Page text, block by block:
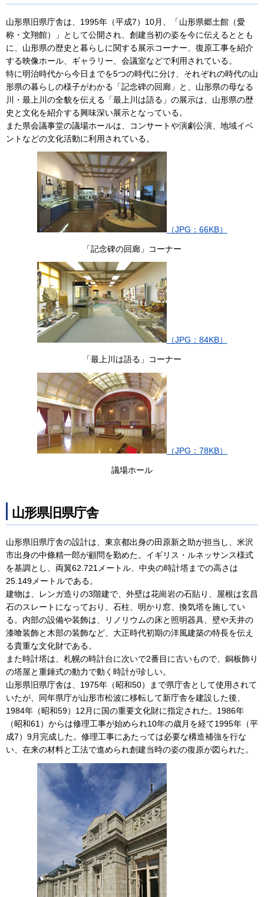
山形県旧県庁舎は、1995年（平成7）10月、「山形県郷土館（愛
称・文翔館）」として公開され、創建当初の姿を今に伝えるととも
に、山形県の歴史と暮らしに関する展示コーナー、復原工事を紹介
する映像ホール、ギャラリー、会議室などで利用されている。
特に明治時代から今日までを5つの時代に分け、それぞれの時代の山
形県の暮らしの様子がわかる「記念碑の回廊」と、山形県の母なる
川・最上川の全貌を伝える「最上川は語る」の展示は、山形県の歴
史と文化を紹介する興味深い展示となっている。
また県会議事堂の議場ホールは、コンサートや演劇公演、地域イベ
ントなどの文化活動に利用されている。
（JPG：66KB）
「記念碑の回廊」コーナー
（JPG：84KB）
「最上川は語る」コーナー
（JPG：78KB）
議場ホール
山形県旧県庁舎
山形県旧県庁舎の設計は、東京都出身の田原新之助が担当し、米沢
市出身の中條精一郎が顧問を勤めた。イギリス・ルネッサンス様式
を基調とし、両翼62.721メートル、中央の時計塔までの高さは
25.149メートルである。
建物は、レンガ造りの3階建で、外壁は花崗岩の石貼り、屋根は玄昌
石のスレートになっており、石柱、明かり窓、換気塔を施してい
る。内部の設備や装飾は、リノリウムの床と照明器具、壁や天井の
漆喰装飾と木部の装飾など、大正時代初期の洋風建築の特長を伝え
る貴重な文化財である。
また時計塔は、札幌の時計台に次いで2番目に古いもので、銅板飾り
の塔屋と重錘式の動力で動く時計が珍しい。
山形県旧県庁舎は、1975年（昭和50）まで県庁舎として使用されて
いたが、同年県庁が山形市松波に移転して新庁舎を建設した後、
1984年（昭和59）12月に国の重要文化財に指定された。1986年
（昭和61）からは修理工事が始められ10年の歳月を経て1995年（平
成7）9月完成した。修理工事にあたっては必要な構造補強を行な
い、在来の材料と工法で進められ創建当時の姿の復原が図られた。